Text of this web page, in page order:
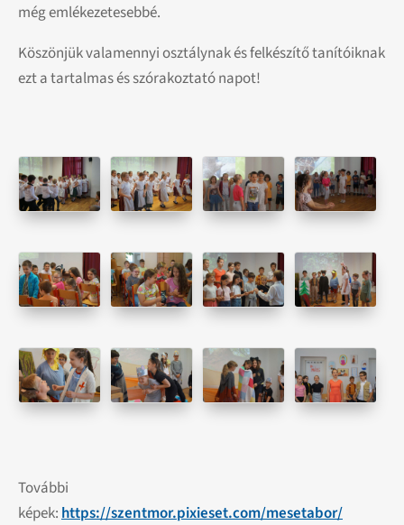
még emlékezetesebbé.
Köszönjük valamennyi osztálynak és felkészítő tanítóiknak
ezt a tartalmas és szórakoztató napot!
További
képek: https://szentmor.pixieset.com/mesetabor/